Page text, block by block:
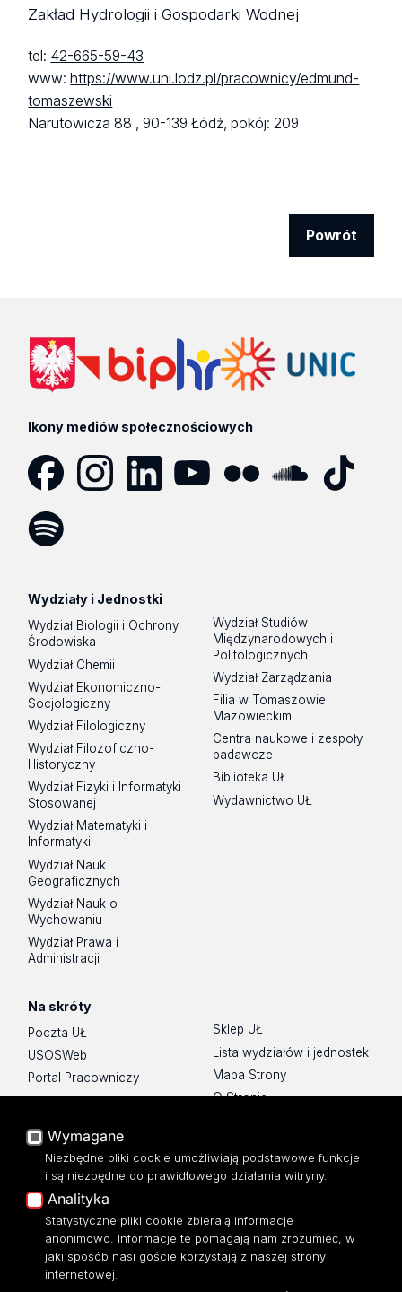
Zakład Hydrologii i Gospodarki Wodnej
tel: 42-665-59-43
www: https://www.uni.lodz.pl/pracownicy/edmund-
tomaszewski
Narutowicza 88 ,90-139 Łódź,pokój: 209
Powrót
Ikony mediów społecznościowych
Wydziały i Jednostki
Wydział Biologii i Ochrony
Środowiska
Wydział Chemii
Wydział Ekonomiczno-
Socjologiczny
Wydział Filologiczny
Wydział Filozoficzno-
Historyczny
Wydział Fizyki i Informatyki
Stosowanej
Wydział Matematyki i
Informatyki
Wydział Nauk
Geograficznych
Wydział Nauk o
Wychowaniu
Wydział Prawa i
Administracji
Wydział Studiów
Międzynarodowych i
Politologicznych
Wydział Zarządzania
Filia w Tomaszowie
Mazowieckim
Centra naukowe i zespoły
badawcze
Biblioteka UŁ
Wydawnictwo UŁ
Na skróty
Poczta UŁ
USOSWeb
Portal Pracowniczy
Baza Aktów Własnych
Moodle
Eksperci UŁ
Polityka Prywatności
Dostępność
Sklep UŁ
Lista wydziałów i jednostek
Mapa Strony
O Stronie
Wymagane
Niezbędne pliki cookie umożliwiają podstawowe funkcje
i są niezbędne do prawidłowego działania witryny.
Analityka
Statystyczne pliki cookie zbierają informacje
anonimowo. Informacje te pomagają nam zrozumieć, w
jaki sposób nasi goście korzystają z naszej strony
internetowej.